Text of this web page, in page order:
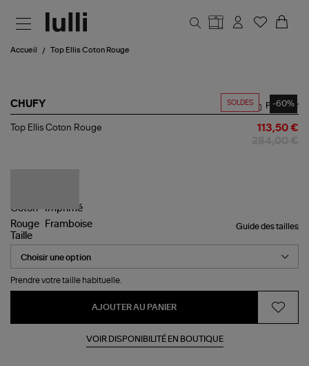
Accueil Top Ellis Coton Rouge
SOLDES -60%
CHUFY
Top
Partager
Top Ellis Coton Rouge 113,50 €
Guide des tailles
Taille
Prendre votre taille habituelle.
AJOUTER AU PANIER
VOIR DISPONIBILITÉ EN BOUTIQUE